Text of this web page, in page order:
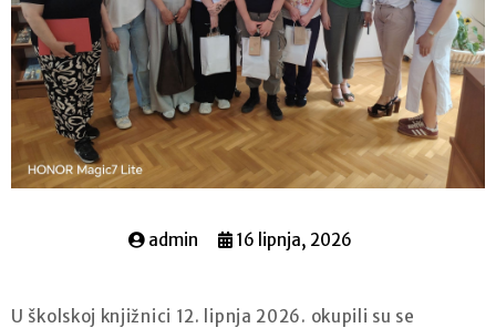
admin 16 lipnja, 2026
U školskoj knjižnici 12. lipnja 2026. okupili su se